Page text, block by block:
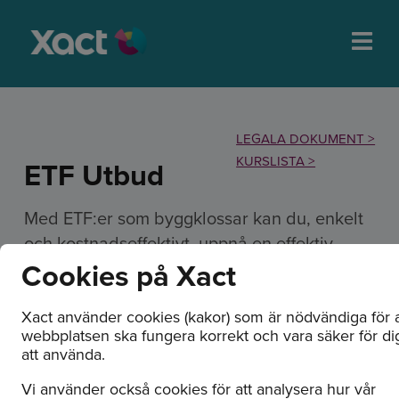
LEGALA DOKUMENT >
KURSLISTA >
ETF Utbud
Med ETF:er som byggklossar kan du, enkelt
och kostnadseffektivt, uppnå en effektiv
portföljförvaltning. Med XACT ETF:er bygger
du dina egna strategier - enkelt, smart och
effektivt.
Cookies på Xact
Xact använder cookies (kakor) som är nödvändiga för
webbplatsen ska fungera korrekt och vara säker för
att använda.
Vi använder också cookies för att analysera hur vår